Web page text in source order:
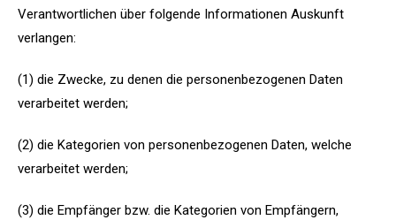
Verantwortlichen über folgende Informationen Auskunft
verlangen:
(1) die Zwecke, zu denen die personenbezogenen Daten
verarbeitet werden;
(2) die Kategorien von personenbezogenen Daten, welche
verarbeitet werden;
(3) die Empfänger bzw. die Kategorien von Empfängern,